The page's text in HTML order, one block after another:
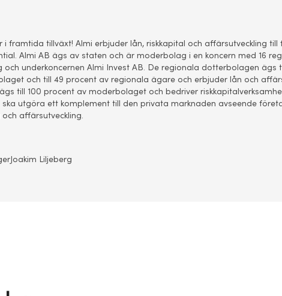
i framtida tillväxt! Almi erbjuder lån, riskkapital och affärsutveckling
Almi AB ägs av staten och är moderbolag i en koncern med 16
underkoncernen Almi Invest AB. De regionala dotterbolagen ägs
och till 49 procent av regionala ägare och erbjuder lån och
till 100 procent av moderbolaget och bedriver
ska utgöra ett komplement till den privata marknaden avseende
affärsutveckling.
Liljeberg